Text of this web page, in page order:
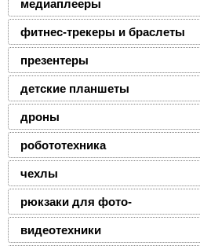
медиаплееры
фитнес-трекеры и браслеты
презентеры
детские планшеты
дроны
робототехника
чехлы
рюкзаки для фото-
видеотехники